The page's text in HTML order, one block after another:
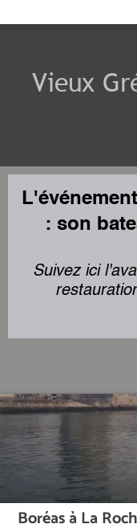
Vieux
: son
Suivez ici